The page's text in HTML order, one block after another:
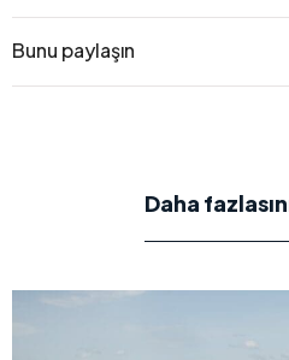
Bunu paylaşın
Daha